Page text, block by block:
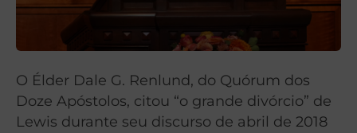
O Élder Dale G. Renlund, do Quórum dos
Doze Apóstolos, citou “o grande divórcio” de
Lewis durante seu discurso de abril de 2018